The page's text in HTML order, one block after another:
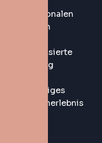
internationalen
Patienten
personalisierte
Betreuung
erstklassiges
Patientenerlebnis